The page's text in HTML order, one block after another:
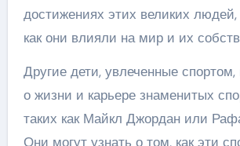
достижениях этих великих людей,
как они влияли на мир и их
Другие дети, увлеченные спортом,
о жизни и карьере знаменитых
таких как Майкл Джордан или
Они могут узнать о том, как эти